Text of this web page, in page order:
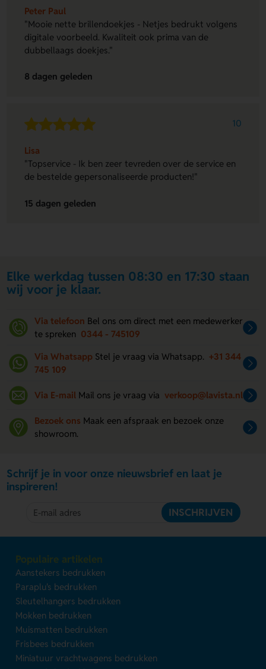
Peter Paul
"Mooie nette brillendoekjes - Netjes bedrukt volgens
digitale voorbeeld. Kwaliteit ook prima van de
dubbellaags doekjes."
8 dagen geleden
10
Lisa
"Topservice - Ik ben zeer tevreden over de service en
de bestelde gepersonaliseerde producten!"
15 dagen geleden
Elke werkdag tussen 08:30 en 17:30 staan
wij voor je klaar.
Via telefoon Bel ons om direct met een medewerker
te spreken 0344 - 745109
Via Whatsapp Stel je vraag via Whatsapp. +31 344
745 109
Via E-mail Mail ons je vraag via verkoop@lavista.nl
Bezoek ons Maak een afspraak en bezoek onze
showroom.
Schrijf je in voor onze nieuwsbrief en laat je
inspireren!
INSCHRIJVEN
Populaire artikelen
Aanstekers bedrukken
Paraplu's bedrukken
Sleutelhangers bedrukken
Mokken bedrukken
Muismatten bedrukken
Frisbees bedrukken
Miniatuur vrachtwagens bedrukken